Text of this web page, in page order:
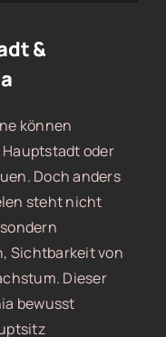
&
können
oder
Doch anders
steht nicht
Sichtbarkeit von
Dieser
bewusst